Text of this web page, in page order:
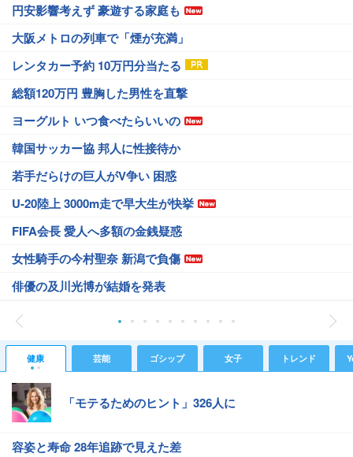
円安影響考えず 豪遊する家庭も
大阪メトロの列車で「煙が充満」
レンタカー予約 10万円分当たる
総額120万円 豊胸した男性を直撃
ヨーグルト いつ食べたらいいの
韓国サッカー協 邦人に性接待か
若手だらけの巨人がV争い 困惑
U-20陸上 3000m走で早大生が快挙
FIFA会長 愛人へ多額の金銭疑惑
女性騎手の今村聖奈 新潟で負傷
俳優の及川光博が結婚を発表
健康 芸能 ゴシップ 女子 トレンド
「モテるためのヒント」326人に
容姿と寿命 28年追跡で見えた差